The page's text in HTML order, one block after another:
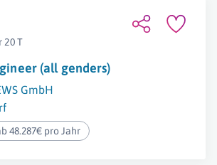
20 T
(all genders)
GmbH
48.287€ pro Jahr